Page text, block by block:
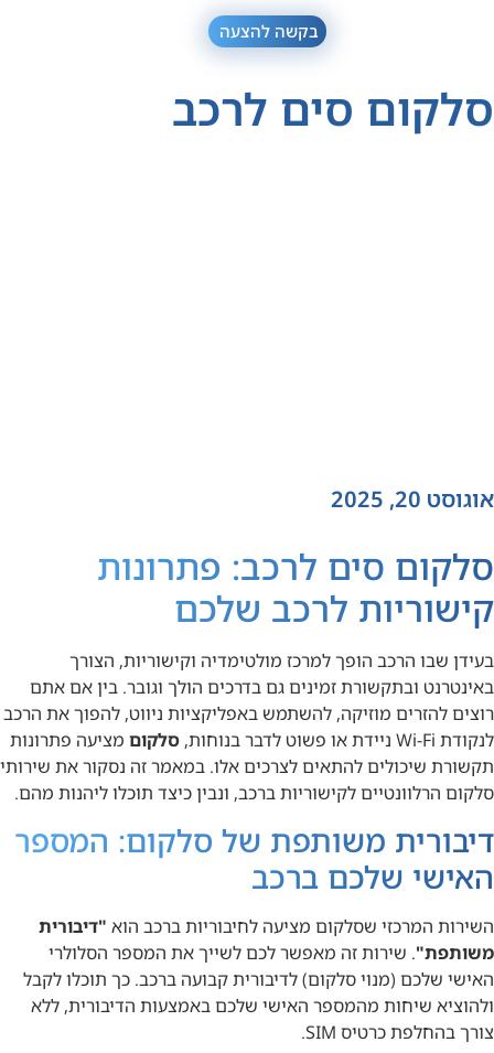
בקשה להצעה
סלקום סים לרכב
אוגוסט 20, 2025
סלקום סים לרכב: פתרונות
קישוריות לרכב שלכם
בעידן שבו הרכב הופך למרכז מולטימדיה וקישוריות, הצורך
באינטרנט ובתקשורת זמינים גם בדרכים הולך וגובר. בין אם אתם
רוצים להזרים מוזיקה, להשתמש באפליקציות ניווט, להפוך את הרכב
לנקודת Wi-Fi ניידת או פשוט לדבר בנוחות,
סלקום מציעה פתרונות
תקשורת שיכולים להתאים לצרכים אלו. במאמר זה נסקור את שירותי
סלקום הרלוונטיים לקישוריות ברכב, ונבין כיצד תוכלו ליהנות מהם.
דיבורית משותפת של סלקום: המספר
האישי שלכם ברכב
השירות המרכזי שסלקום מציעה לחיבוריות ברכב הוא "דיבורית
משותפת". שירות זה מאפשר לכם לשייך את המספר הסלולרי
האישי שלכם (מנוי סלקום) לדיבורית קבועה ברכב. כך תוכלו לקבל
ולהוציא שיחות מהמספר האישי שלכם באמצעות הדיבורית, ללא
צורך בהחלפת כרטיס SIM.